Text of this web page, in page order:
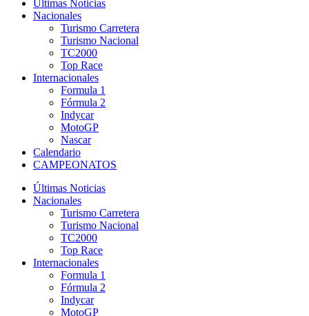
Últimas Noticias
Nacionales
Turismo Carretera
Turismo Nacional
TC2000
Top Race
Internacionales
Formula 1
Fórmula 2
Indycar
MotoGP
Nascar
Calendario
CAMPEONATOS
Últimas Noticias
Nacionales
Turismo Carretera
Turismo Nacional
TC2000
Top Race
Internacionales
Formula 1
Fórmula 2
Indycar
MotoGP